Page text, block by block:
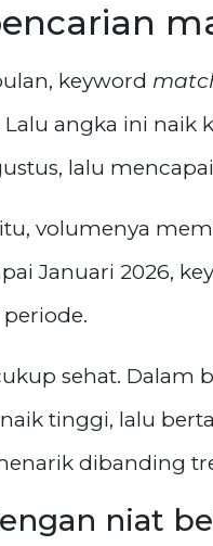
keyword
angka ini naik
lalu
volumenya
Januari 2026,
sehat. Dalam
tinggi, lalu
dibanding
niat